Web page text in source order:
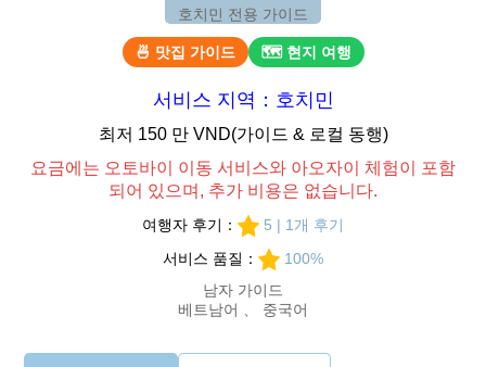
호치민 전용 가이드
🍜 맛집 가이드 🗺 현지 여행
서비스 지역：호치민
최저 150 만 VND(가이드 & 로컬 동행)
요금에는 오토바이 이동 서비스와 아오자이 체험이 포함
되어 있으며, 추가 비용은 없습니다.
여행자 후기：
5 | 1개 후기
서비스 품질：
100%
남자 가이드
베트남어 、 중국어